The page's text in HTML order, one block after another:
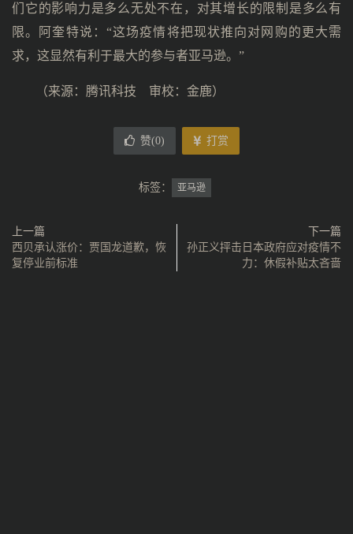
们它的影响力是多么无处不在，对其增长的限制是多么有
限。阿奎特说：“这场疫情将把现状推向对网购的更大需
求，这显然有利于最大的参与者亚马逊。”
（来源：腾讯科技 审校：金鹿）
赞(0) 打赏
标签： 亚马逊
上一篇
西贝承认涨价：贾国龙道歉，恢
复停业前标准
下一篇
孙正义抨击日本政府应对疫情不
力：休假补贴太吝啬